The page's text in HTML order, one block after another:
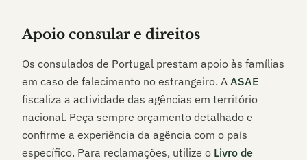
Apoio consular e direitos
Os consulados de Portugal prestam apoio às famílias
em caso de falecimento no estrangeiro. A ASAE
fiscaliza a actividade das agências em território
nacional. Peça sempre orçamento detalhado e
confirme a experiência da agência com o país
específico. Para reclamações, utilize o Livro de